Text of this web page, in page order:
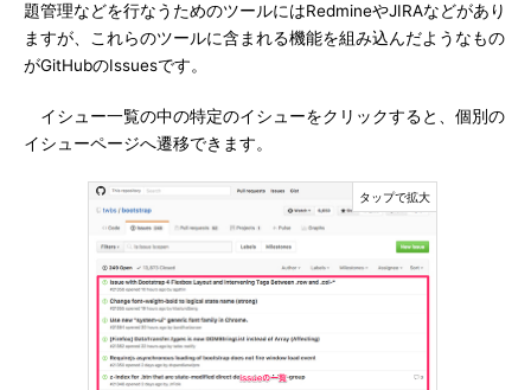
題管理などを行なうためのツールにはRedmineやJIRAなどがあり
ますが、これらのツールに含まれる機能を組み込んだようなもの
がGitHubのIssuesです。
イシュー一覧の中の特定のイシューをクリックすると、個別の
イシューページへ遷移できます。